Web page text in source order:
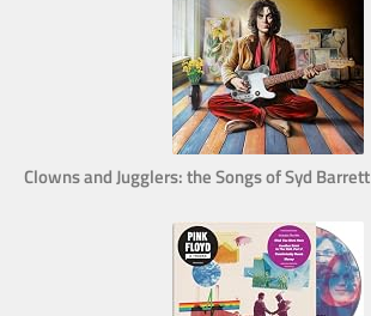
Clowns and Jugglers: the Songs of Syd Barrett